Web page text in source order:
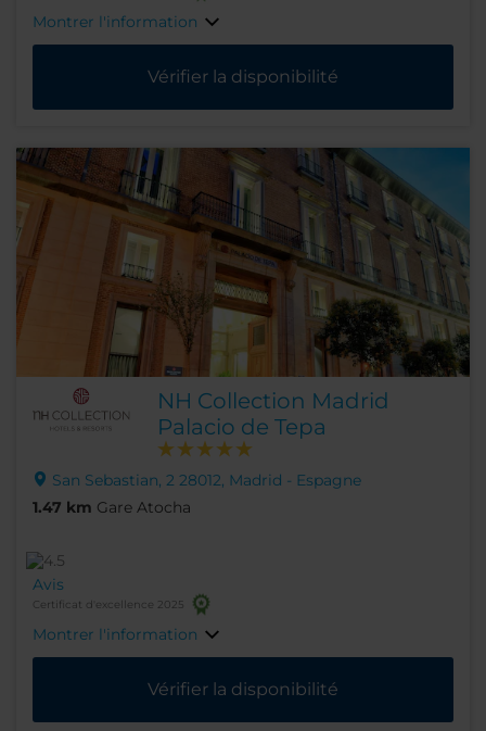
Montrer l'information
Vérifier la disponibilité
NH Collection Madrid
Palacio de Tepa
San Sebastian, 2 28012, Madrid - Espagne
1.47 km Gare Atocha
Avis
Certificat d'excellence 2025
Montrer l'information
Vérifier la disponibilité